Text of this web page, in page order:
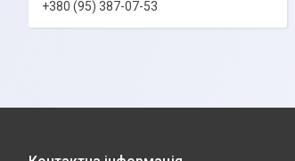
+380 (95) 387-07-53